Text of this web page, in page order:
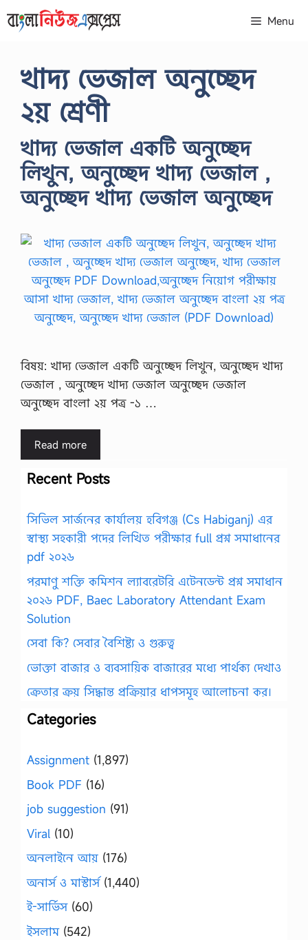
to
Menu
খাদ্য ভেজাল অনুচ্ছেদ
২য় শ্রেণী
খাদ্য ভেজাল একটি অনুচ্ছেদ
লিখুন, অনুচ্ছেদ খাদ্য ভেজাল ,
অনুচ্ছেদ খাদ্য ভেজাল অনুচ্ছেদ
বিষয়: খাদ্য ভেজাল একটি অনুচ্ছেদ লিখুন, অনুচ্ছেদ খাদ্য
ভেজাল , অনুচ্ছেদ খাদ্য ভেজাল অনুচ্ছেদ ভেজাল
অনুচ্ছেদ বাংলা ২য় পত্র -১ …
Read more
Recent Posts
সিভিল সার্জনের কার্যালয় হবিগঞ্জ (Cs Habiganj) এর
স্বাস্থ্য সহকারী পদের লিখিত পরীক্ষার full প্রশ্ন সমাধানের
pdf ২০২৬
পরমাণু শক্তি কমিশন ল্যাবরেটরি এটেনডেন্ট প্রশ্ন সমাধান
২০২৬ PDF, Baec Laboratory Attendant Exam
Solution
সেবা কি? সেবার বৈশিষ্ট্য ও গুরুত্ব
ভোক্তা বাজার ও ব্যবসায়িক বাজারের মধ্যে পার্থক্য দেখাও
ক্রেতার ক্রয় সিদ্ধান্ত প্রক্রিয়ার ধাপসমূহ আলোচনা কর।
Categories
Assignment (1,897)
Book PDF (16)
job suggestion (91)
Viral (10)
অনলাইনে আয় (176)
অনার্স ও মাস্টার্স(1,440)
ই-সার্ভিস(60)
ইসলাম(542)